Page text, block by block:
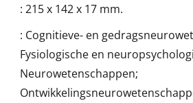
: 215 x 142 x 17 mm.
: Cognitieve- en
Fysiologische en
Neurowetenschappen;